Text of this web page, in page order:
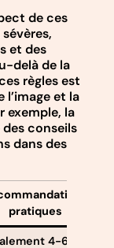
de ces
et des
delà de la
règles est
et la
exemple, la
conseils
dans des
pratiques
4-6%